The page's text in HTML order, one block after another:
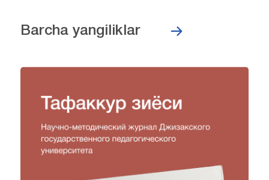
Barcha yangiliklar